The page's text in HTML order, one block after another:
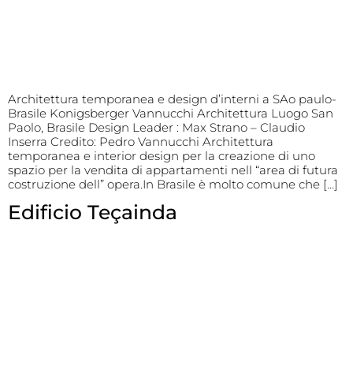
Architettura temporanea e design d’interni a SAo paulo-
Brasile Konigsberger Vannucchi Architettura Luogo San
Paolo, Brasile Design Leader : Max Strano – Claudio
Inserra Credito: Pedro Vannucchi Architettura
temporanea e interior design per la creazione di uno
spazio per la vendita di appartamenti nell “area di futura
costruzione dell” opera.In Brasile è molto comune che […]
Edificio Teçainda